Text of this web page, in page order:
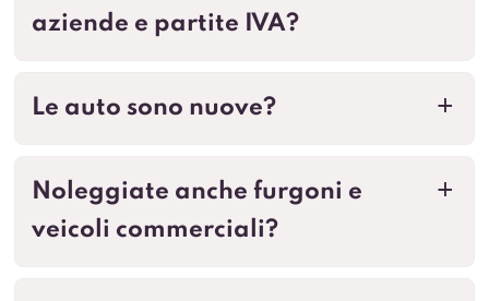
aziende e partite IVA?
a
Le auto sono nuove?
a
Noleggiate anche furgoni e
veicoli commerciali?